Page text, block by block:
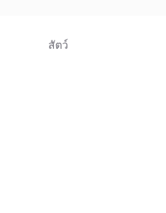
สัตว์